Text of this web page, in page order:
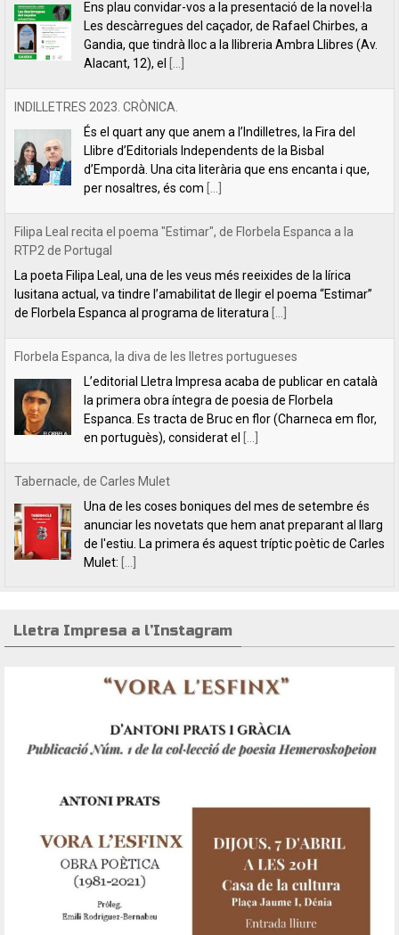
Llibre d’Editorials Independents de la Bisbal
d’Empordà. Una cita literària que ens encanta i que,
per nosaltres, és com[...]
Filipa Leal recita el poema "Estimar", de Florbela Espanca a la
RTP2 de Portugal
La poeta Filipa Leal, una de les veus més reeixides de la lírica
lusitana actual, va tindre l’amabilitat de llegir el poema “Estimar”
de Florbela Espanca al programa de literatura[...]
Florbela Espanca, la diva de les lletres portugueses
L’editorial Lletra Impresa acaba de publicar en català
la primera obra íntegra de poesia de Florbela
Espanca. Es tracta de Bruc en flor (Charneca em flor,
en portuguès), considerat el[...]
Tabernacle, de Carles Mulet
Una de les coses boniques del mes de setembre és
anunciar les novetats que hem anat preparant al llarg
de l'estiu. La primera és aquest tríptic poètic de Carles
Mulet:[...]
Lletra Impresa aposta per la poesia en clau feminista amb motiu
del 8 de Març
L’editorial Lletra Impresa Edicions acaba de publicar
dos títols de poesia que aposten, clarament i sense
fissures, per autores feministes. D’una banda, han
tret a la llum editorial el poemari
Lletra Impresa a l’Instagram